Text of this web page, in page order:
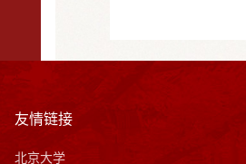
友情链接
北京大学